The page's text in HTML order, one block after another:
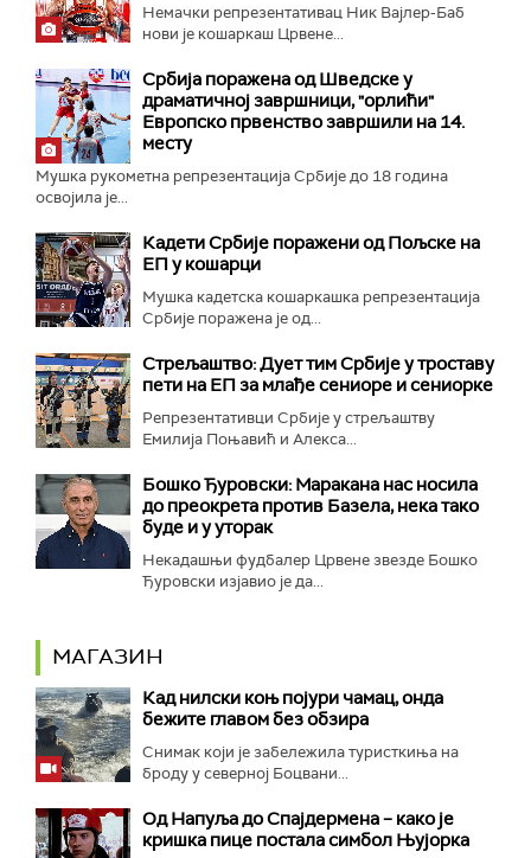
Немачки репрезентативац Ник Вајлер-Баб
нови је кошаркаш Црвене...
Србија поражена од Шведске у
драматичној завршници, "орлићи"
Европско првенство завршили на 14.
месту
Мушка рукометна репрезентација Србије до 18 година
освојила је...
Кадети Србије поражени од Пољске на
ЕП у кошарци
Мушка кадетска кошаркашка репрезентација
Србије поражена је од...
Стрељаштво: Дует тим Србије у троставу
пети на ЕП за млађе сениоре и сениорке
Репрезентативци Србије у стрељаштву
Емилија Поњавић и Алекса...
Бошко Ђуровски: Маракана нас носила
до преокрета против Базела, нека тако
буде и у уторак
Некадашњи фудбалер Црвене звезде Бошко
Ђуровски изјавио је да...
МАГАЗИН
Кад нилски коњ појури чамац, онда
бежите главом без обзира
Снимак који је забележила туристкиња на
броду у северној Боцвани...
Од Напуља до Спајдермена – како је
кришка пице постала симбол Њујорка